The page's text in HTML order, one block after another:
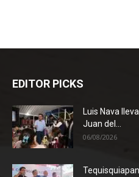
EDITOR PICKS
Luis Nava
Juan del...
06/08/2026